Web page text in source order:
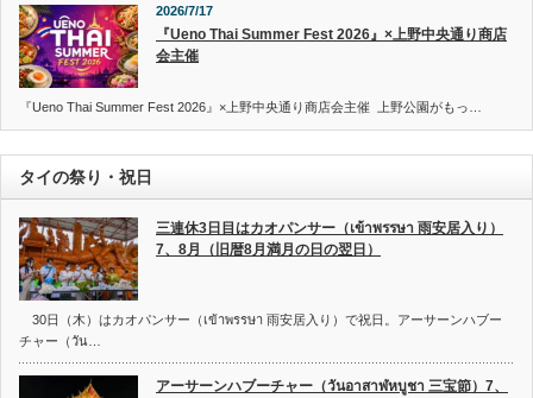
2026/7/17
『Ueno Thai Summer Fest 2026』×上野中央通り商店
会主催
『Ueno Thai Summer Fest 2026』×上野中央通り商店会主催 上野公園がもっ…
タイの祭り・祝日
三連休3日目はカオパンサー（เข้าพรรษา 雨安居入り）
7、8月（旧暦8月満月の日の翌日）
30日（木）はカオパンサー（เข้าพรรษา 雨安居入り）で祝日。アーサーンハブー
チャー（วัน…
アーサーンハブーチャー（วันอาสาฬหบูชา 三宝節）7、